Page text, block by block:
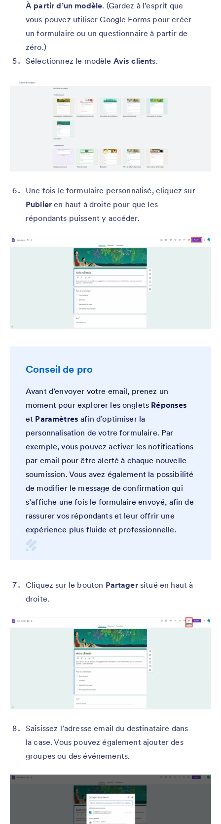
À partir d’un modèle. (Gardez à l’esprit que
vous pouvez utiliser Google Forms pour créer
un formulaire ou un questionnaire à partir de
zéro.)
Sélectionnez le modèle Avis clients.
Une fois le formulaire personnalisé, cliquez sur
Publieren haut à droite pour que les
répondants puissent y accéder.
Conseil de pro
Avant d’envoyer votre email, prenez un
moment pour explorer les onglets Réponses
et Paramètres afin d’optimiser la
personnalisation de votre formulaire. Par
exemple, vous pouvez activer les notifications
par email pour être alerté à chaque nouvelle
soumission. Vous avez également la possibilité
de modifier le message de confirmation qui
s’affiche une fois le formulaire envoyé, afin de
rassurer vos répondants et leur offrir une
expérience plus fluide et professionnelle.
Cliquez sur le bouton Partagersitué en haut à
droite.
Saisissez l’adresse email du destinataire dans
la case. Vous pouvez également ajouter des
groupes ou des événements.